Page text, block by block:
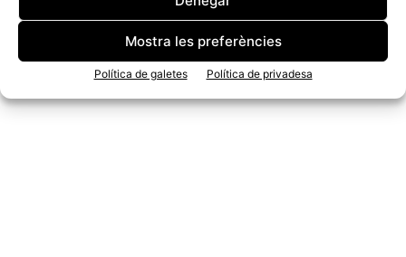
Mostra les preferències
Política de galetes Política de privadesa